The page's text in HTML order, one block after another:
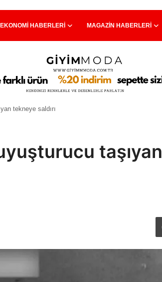
EKONOMI HABERLERI MAGAZIN HABERLERI
tekneye saldırı
taşıyan